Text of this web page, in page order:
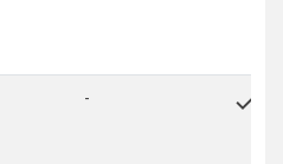
- done